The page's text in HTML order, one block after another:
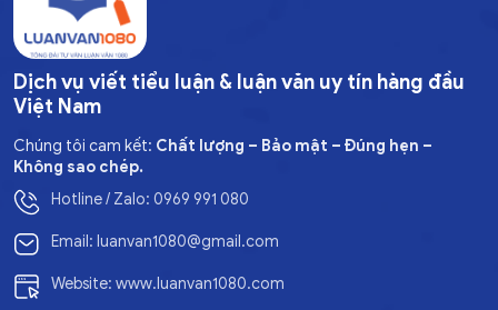
Dịch vụ viết tiểu luận & luận văn uy tín hàng đầu
Việt Nam
Chúng tôi cam kết: Chất lượng – Bảo mật – Đúng hẹn –
Không sao chép.
Hotline / Zalo: 0969 991 080
Email: luanvan1080@gmail.com
Website: www.luanvan1080.com